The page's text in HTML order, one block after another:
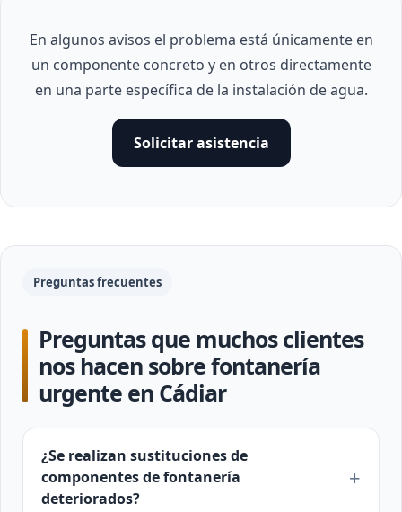
En algunos avisos el problema está únicamente en
un componente concreto y en otros directamente
en una parte específica de la instalación de agua.
Solicitar asistencia
Preguntas frecuentes
Preguntas que muchos clientes
nos hacen sobre fontanería
urgente en Cádiar
¿Se realizan sustituciones de
componentes de fontanería
deteriorados?